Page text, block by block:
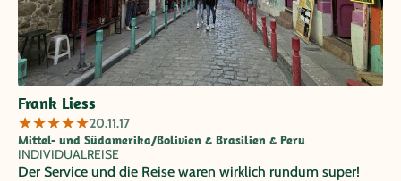
Frank Liess
★★★★★20.11.17
Mittel- und Südamerika/Bolivien & Brasilien & Peru
INDIVIDUALREISE
Der Service und die Reise waren wirklich rundum super!